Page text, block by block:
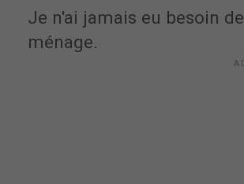
Je n'ai jamais eu besoin
ménage.